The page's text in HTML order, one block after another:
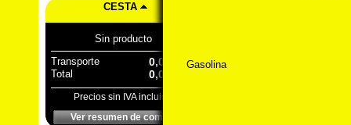
CESTA
Sin producto
Transporte
0,00 €
Total 0,00 €
Precios sin IVA incluido
Ver resumen de compra
Gasolina